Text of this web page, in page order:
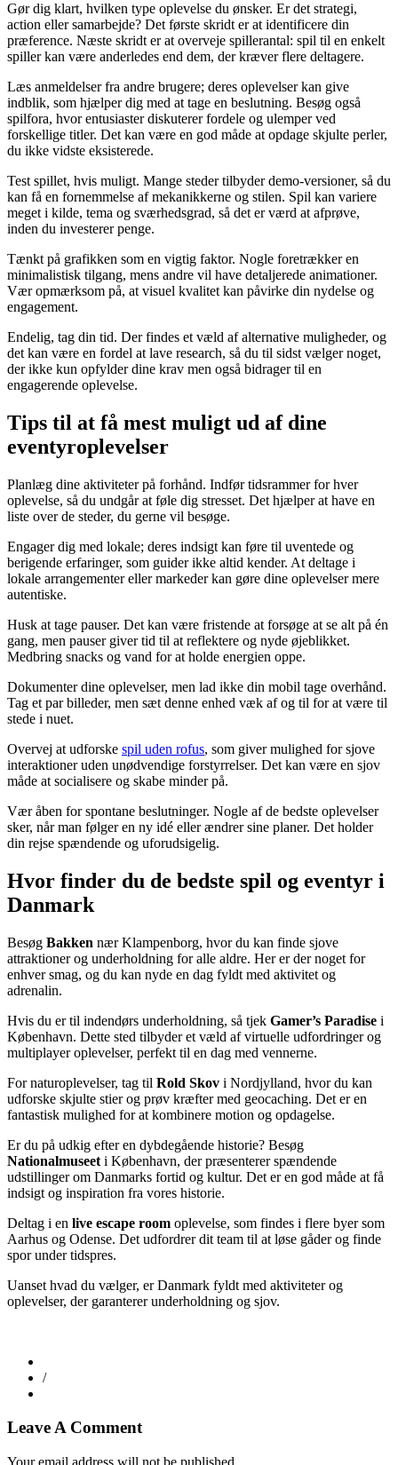
Gør dig klart, hvilken type oplevelse du ønsker. Er det strategi,
action eller samarbejde? Det første skridt er at identificere din
præference. Næste skridt er at overveje spillerantal: spil til en enkelt
spiller kan være anderledes end dem, der kræver flere deltagere.
Læs anmeldelser fra andre brugere; deres oplevelser kan give
indblik, som hjælper dig med at tage en beslutning. Besøg også
spilfora, hvor entusiaster diskuterer fordele og ulemper ved
forskellige titler. Det kan være en god måde at opdage skjulte perler,
du ikke vidste eksisterede.
Test spillet, hvis muligt. Mange steder tilbyder demo-versioner, så du
kan få en fornemmelse af mekanikkerne og stilen. Spil kan variere
meget i kilde, tema og sværhedsgrad, så det er værd at afprøve,
inden du investerer penge.
Tænkt på grafikken som en vigtig faktor. Nogle foretrækker en
minimalistisk tilgang, mens andre vil have detaljerede animationer.
Vær opmærksom på, at visuel kvalitet kan påvirke din nydelse og
engagement.
Endelig, tag din tid. Der findes et væld af alternative muligheder, og
det kan være en fordel at lave research, så du til sidst vælger noget,
der ikke kun opfylder dine krav men også bidrager til en
engagerende oplevelse.
Tips til at få mest muligt ud af dine
eventyroplevelser
Planlæg dine aktiviteter på forhånd. Indfør tidsrammer for hver
oplevelse, så du undgår at føle dig stresset. Det hjælper at have en
liste over de steder, du gerne vil besøge.
Engager dig med lokale; deres indsigt kan føre til uventede og
berigende erfaringer, som guider ikke altid kender. At deltage i
lokale arrangementer eller markeder kan gøre dine oplevelser mere
autentiske.
Husk at tage pauser. Det kan være fristende at forsøge at se alt på én
gang, men pauser giver tid til at reflektere og nyde øjeblikket.
Medbring snacks og vand for at holde energien oppe.
Dokumenter dine oplevelser, men lad ikke din mobil tage overhånd.
Tag et par billeder, men sæt denne enhed væk af og til for at være til
stede i nuet.
Overvej at udforske spil uden rofus, som giver mulighed for sjove
interaktioner uden unødvendige forstyrrelser. Det kan være en sjov
måde at socialisere og skabe minder på.
Vær åben for spontane beslutninger. Nogle af de bedste oplevelser
sker, når man følger en ny idé eller ændrer sine planer. Det holder
din rejse spændende og uforudsigelig.
Hvor finder du de bedste spil og eventyr i
Danmark
Besøg Bakken nær Klampenborg, hvor du kan finde sjove
attraktioner og underholdning for alle aldre. Her er der noget for
enhver smag, og du kan nyde en dag fyldt med aktivitet og
adrenalin.
Hvis du er til indendørs underholdning, så tjek Gamer’s Paradise i
København. Dette sted tilbyder et væld af virtuelle udfordringer og
multiplayer oplevelser, perfekt til en dag med vennerne.
For naturoplevelser, tag til Rold Skov i Nordjylland, hvor du kan
udforske skjulte stier og prøv kræfter med geocaching. Det er en
fantastisk mulighed for at kombinere motion og opdagelse.
Er du på udkig efter en dybdegående historie? Besøg
Nationalmuseet i København, der præsenterer spændende
udstillinger om Danmarks fortid og kultur. Det er en god måde at få
indsigt og inspiration fra vores historie.
Deltag i en live escape room oplevelse, som findes i flere byer som
Aarhus og Odense. Det udfordrer dit team til at løse gåder og finde
spor under tidspres.
Uanset hvad du vælger, er Danmark fyldt med aktiviteter og
oplevelser, der garanterer underholdning og sjov.
/
Leave A Comment